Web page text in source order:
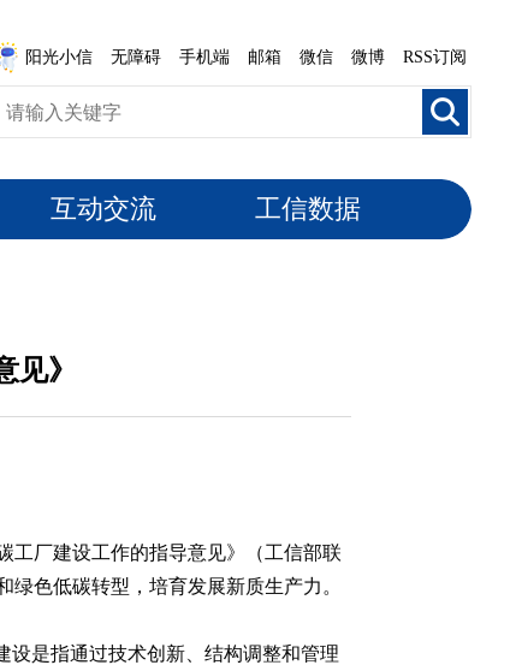
阳光小信 无障碍 手机端 邮箱 微信 微博 RSS订阅
互动交流 工信数据
》
工厂建设工作的指导意见》（工信部联
色低碳转型，培育发展新质生产力。
设是指通过技术创新、结构调整和管理